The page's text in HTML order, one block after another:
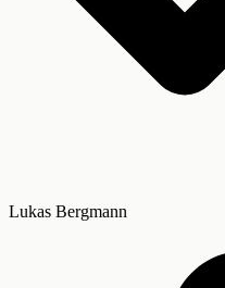
Lukas Bergmann